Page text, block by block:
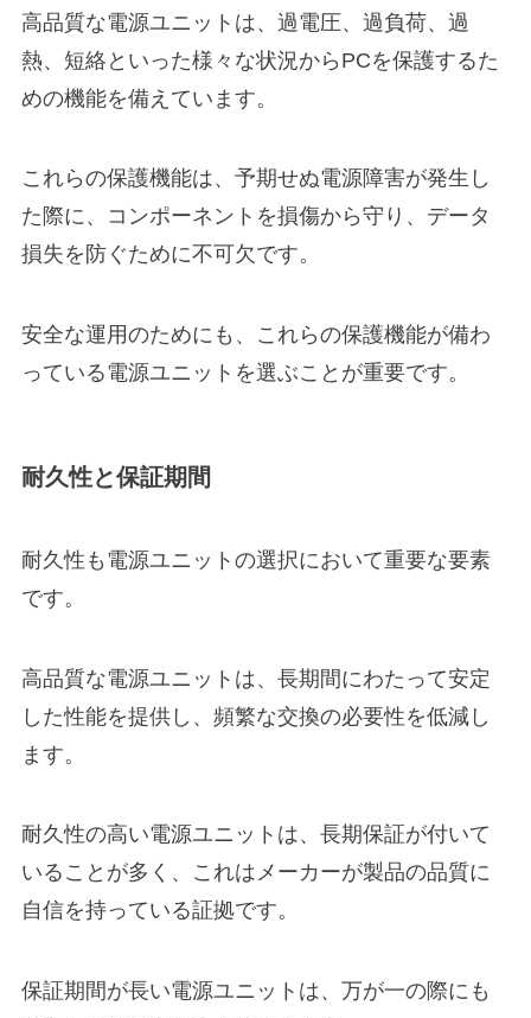
高品質な電源ユニットは、過電圧、過負荷、過
熱、短絡といった様々な状況からPCを保護するた
めの機能を備えています。
これらの保護機能は、予期せぬ電源障害が発生し
た際に、コンポーネントを損傷から守り、データ
損失を防ぐために不可欠です。
安全な運用のためにも、これらの保護機能が備わ
っている電源ユニットを選ぶことが重要です。
耐久性と保証期間
耐久性も電源ユニットの選択において重要な要素
です。
高品質な電源ユニットは、長期間にわたって安定
した性能を提供し、頻繁な交換の必要性を低減し
ます。
耐久性の高い電源ユニットは、長期保証が付いて
いることが多く、これはメーカーが製品の品質に
自信を持っている証拠です。
保証期間が長い電源ユニットは、万が一の際にも